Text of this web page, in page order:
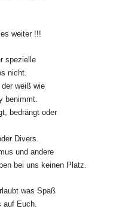
weiter !!!
spezielle
nicht.
weiß wie
benimmt.
bedrängt oder
Divers.
und andere
bei uns keinen Platz.
was Spaß
auf Euch.